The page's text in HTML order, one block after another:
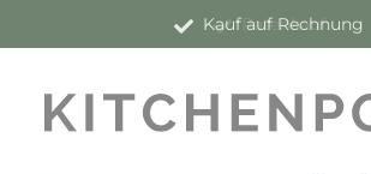
Kauf auf Rechnung